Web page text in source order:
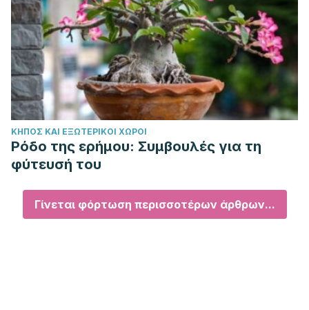
ΚΉΠΟΣ ΚΑΙ ΕΞΩΤΕΡΙΚΟΊ ΧΏΡΟΙ
Ρόδο της ερήμου: Συμβουλές για τη
φύτευσή του
Γίνεται φόρτωση περισσοτέρων άρθρων...